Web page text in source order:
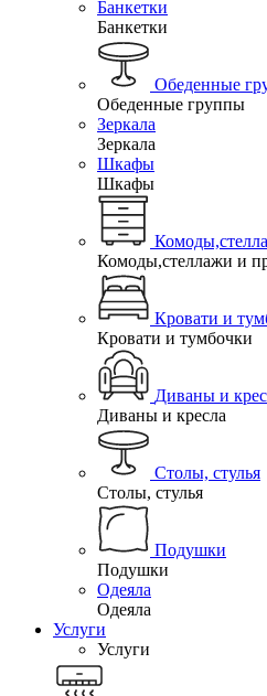
Банкетки
Банкетки
Обеденные
Обеденные группы
Зеркала
Зеркала
Шкафы
Шкафы
Комоды,стеллажи и
Кровати и
Кровати и тумбочки
Диваны и
Диваны и кресла
Столы, стулья
Столы, стулья
Подушки
Подушки
Одеяла
Одеяла
Услуги
Услуги